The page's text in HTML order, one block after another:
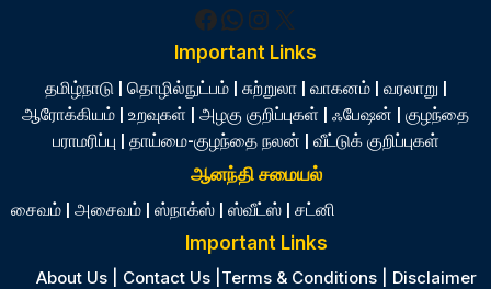
Facebook
WhatsApp
Instagram
X
Important Links
தமிழ்நாடு | தொழில்நுட்பம்| சுற்றுலா| வாகனம்| வரலாறு |
ஆரோக்கியம் | உறவுகள் | அழகு குறிப்புகள் | ஃபேஷன் | குழந்தை
பராமரிப்பு | தாய்மை-குழந்தை நலன் | வீட்டுக் குறிப்புகள்
ஆனந்தி சமையல்
சைவம் | அசைவம் | ஸ்நாக்ஸ் | ஸ்வீட்ஸ் | சட்னி
Important Links
About Us Contact Us Terms & Conditions
Disclaimer